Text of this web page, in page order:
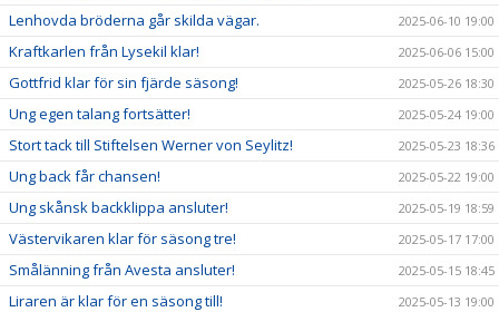
Lenhovda bröderna går skilda vägar. 2025-06-10 19:00
Kraftkarlen från Lysekil klar! 2025-06-06 15:00
Gottfrid klar för sin fjärde säsong! 2025-05-26 18:30
Ung egen talang fortsätter! 2025-05-24 19:00
Stort tack till Stiftelsen Werner von Seylitz! 2025-05-23 18:36
Ung back får chansen! 2025-05-22 19:00
Ung skånsk backklippa ansluter! 2025-05-19 18:59
Västervikaren klar för säsong tre! 2025-05-17 17:00
Smålänning från Avesta ansluter! 2025-05-15 18:45
Liraren är klar för en säsong till! 2025-05-13 19:00